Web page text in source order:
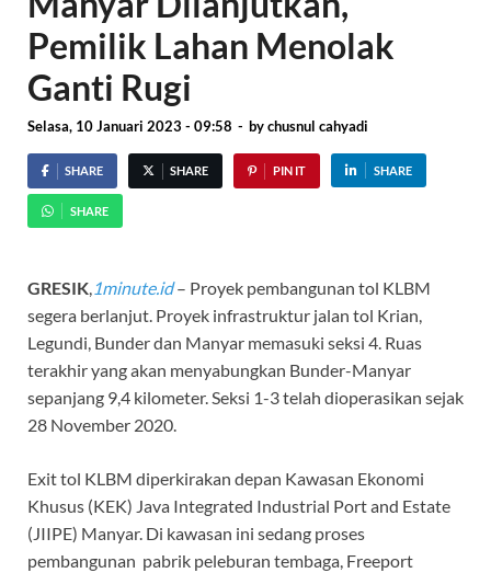
Pemilik Lahan Menolak
Ganti Rugi
Selasa, 10 Januari 2023 - 09:58 - bychusnul cahyadi
SHARE SHARE PIN IT SHARE
SHARE
GRESIK, 1minute.id– Proyek pembangunan tol KLBM
segera berlanjut. Proyek infrastruktur jalan tol Krian,
Legundi, Bunder dan Manyar memasuki seksi 4. Ruas
terakhir yang akan menyabungkan Bunder-Manyar
sepanjang 9,4 kilometer. Seksi 1-3 telah dioperasikan sejak
28 November 2020.
Exit tol KLBM diperkirakan depan Kawasan Ekonomi
Khusus (KEK) Java Integrated Industrial Port and Estate
(JIIPE) Manyar. Di kawasan ini sedang proses
pembangunan pabrik peleburan tembaga, Freeport